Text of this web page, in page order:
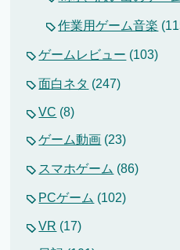
作業用ゲーム音楽
ゲームレビュー (103)
面白ネタ (247)
VC (8)
ゲーム動画 (23)
スマホゲーム (86)
PCゲーム (102)
VR (17)